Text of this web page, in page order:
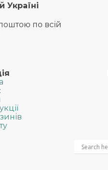
Україні
по всій